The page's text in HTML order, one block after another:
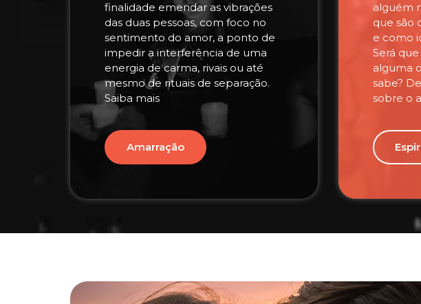
finalidade emendar as vibrações
das duas pessoas, com foco no
sentimento do amor, a ponto de
impedir a interferência de uma
energia de carma, rivais ou até
mesmo de rituais de separação.
Saiba mais
Amarração
alguém
que são
e como
Será
alguma
sabe?
sobre o